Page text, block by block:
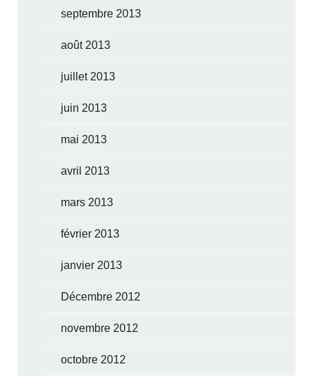
septembre 2013
août 2013
juillet 2013
juin 2013
mai 2013
avril 2013
mars 2013
février 2013
janvier 2013
Décembre 2012
novembre 2012
octobre 2012